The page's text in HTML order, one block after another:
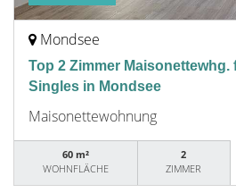
Mondsee
Top 2 Zimmer Maisonettewhg.
Singles in Mondsee
Maisonettewohnung
60 m²
WOHNFLÄCHE
2
ZIMMER